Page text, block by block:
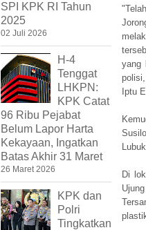
yang
Iptu
Di
SPI KPK RI Tahun
2025
02 Juli 2026
H-4
Tenggat
LHKPN:
KPK Catat
96 Ribu Pejabat
Belum Lapor Harta
Kekayaan, Ingatkan
Batas Akhir 31 Maret
26 Maret 2026
KPK dan
Polri
Tingkatkan